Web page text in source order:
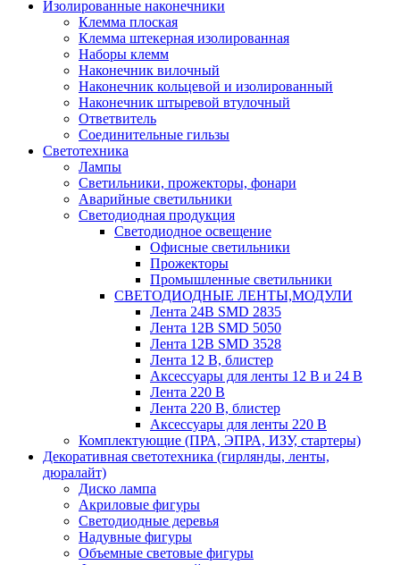
Изолированные наконечники
Клемма плоская
Клемма штекерная изолированная
Наборы клемм
Наконечник вилочный
Наконечник кольцевой и изолированный
Наконечник штыревой втулочный
Ответвитель
Соединительные гильзы
Светотехника
Лампы
Светильники, прожекторы, фонари
Аварийные светильники
Светодиодная продукция
Светодиодное освещение
Офисные светильники
Прожекторы
Промышленные светильники
СВЕТОДИОДНЫЕ ЛЕНТЫ,МОДУЛИ
Лента 24В SMD 2835
Лента 12В SMD 5050
Лента 12В SMD 3528
Лента 12 В, блистер
Аксессуары для ленты 12 В и 24 В
Лента 220 В
Лента 220 В, блистер
Аксессуары для ленты 220 В
Комплектующие (ПРА, ЭПРА, ИЗУ, стартеры)
Декоративная светотехника (гирлянды, ленты,
дюралайт)
Диско лампа
Акриловые фигуры
Светодиодные деревья
Надувные фигуры
Объемные световые фигуры